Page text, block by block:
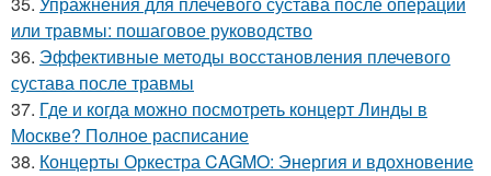
или травмы: пошаговое руководство
36. Эффективные методы восстановления плечевого
сустава после травмы
37. Где и когда можно посмотреть концерт Линды в
Москве? Полное расписание
38. Концерты Оркестра CAGMO: Энергия и вдохновение